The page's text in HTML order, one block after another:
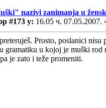
nazivi zanimanja u
#173 у: 16.05 ч. 07.05.2007.
Prosto, poslanici nisu
gramatiku u kojoj je muški rod
je zato i teže promeniti.